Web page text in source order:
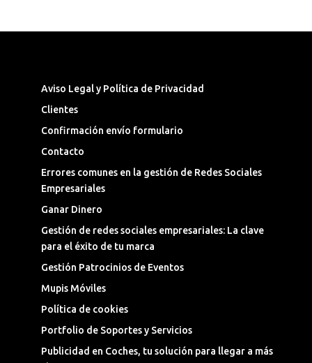
Aviso Legal y Política de Privacidad
Clientes
Confirmación envío formulario
Contacto
Errores comunes en la gestión de Redes Sociales
Empresariales
Ganar Dinero
Gestión de redes sociales empresariales: La clave
para el éxito de tu marca
Gestión Patrocinios de Eventos
Mupis Móviles
Política de cookies
Portfolio de Soportes y Servicios
Publicidad en Coches, tu solución para llegar a más